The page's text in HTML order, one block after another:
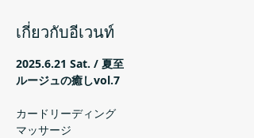
เกี่ยวกับอีเวนท์
2025.6.21 Sat. / 夏至
ルージュの癒しvol.7
カードリーディング
マッサージ